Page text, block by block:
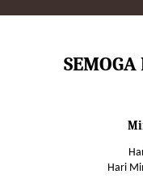
Hari